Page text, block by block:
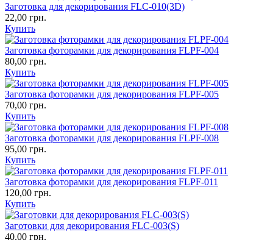
Заготовка для декорирования FLC-010(3D)
22,00 грн.
Купить
Заготовка фоторамки для декорирования FLPF-004
80,00 грн.
Купить
Заготовка фоторамки для декорирования FLPF-005
70,00 грн.
Купить
Заготовка фоторамки для декорирования FLPF-008
95,00 грн.
Купить
Заготовка фоторамки для декорирования FLPF-011
120,00 грн.
Купить
Заготовки для декорирования FLC-003(S)
40,00 грн.